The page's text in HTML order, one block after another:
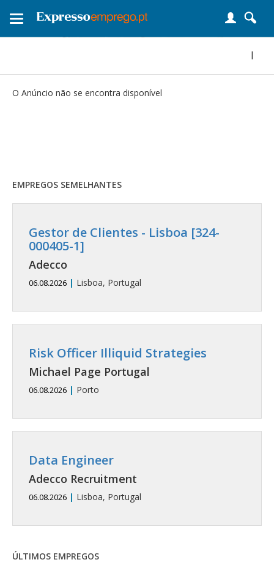
Toggle
|
O Anúncio não se encontra disponível
EMPREGOS SEMELHANTES
Gestor de Clientes - Lisboa [324-
000405-1]
Adecco
06.08.2026 | Lisboa, Portugal
Risk Officer Illiquid Strategies
Michael Page Portugal
06.08.2026 | Porto
Data Engineer
Adecco Recruitment
06.08.2026 | Lisboa, Portugal
ÚLTIMOS EMPREGOS